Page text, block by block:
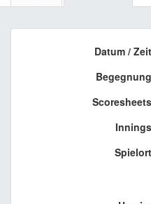
Datum / Zeit
Begegnung
Scoresheets
Innings
Spielort